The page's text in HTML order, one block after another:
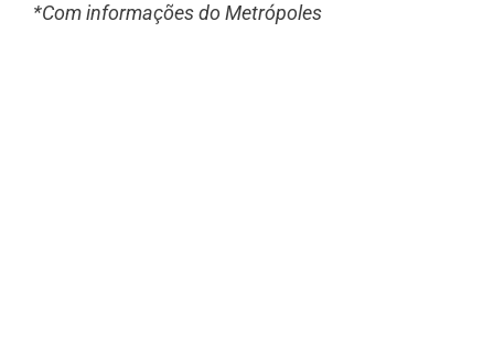
*Com informações do Metrópoles